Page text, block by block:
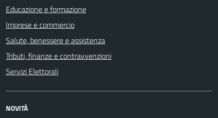
Educazione e formazione
Imprese e commercio
Salute, benessere e assistenza
Tributi, finanze e contravvenzioni
Servizi Elettorali
NOVITÀ